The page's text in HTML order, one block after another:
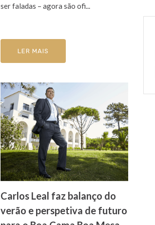
ser faladas – agora são ofi...
LER MAIS
Carlos Leal faz balanço do
verão e perspetiva de futuro